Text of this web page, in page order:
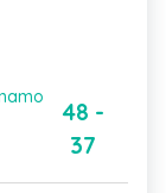
48 -
37